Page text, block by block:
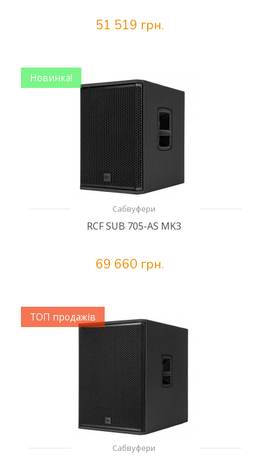
51 519 грн.
Сабвуфери
RCF SUB 705-AS MK3
69 660 грн.
Новинка!
Сабвуфери
ТОП продажів